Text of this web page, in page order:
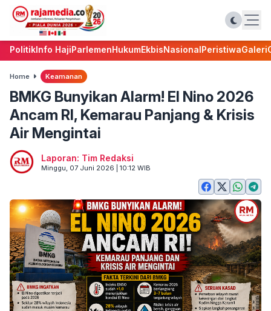
PolitikInfo HajiParlemenHukumEkbisNasionalPeristiwaGaleri
Home Keamanan
BMKG Bunyikan Alarm! El Nino 2026
Ancam RI, Kemarau Panjang & Krisis
Air Mengintai
Laporan: Tim Redaksi
Minggu, 07 Juni 2026 | 10:12 WIB